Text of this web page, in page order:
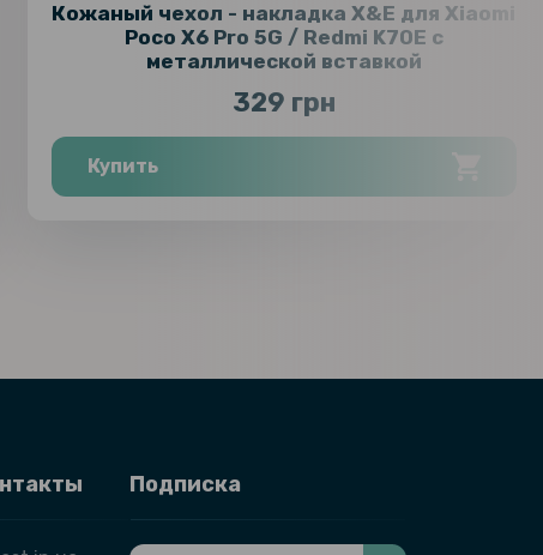
Кожаный чехол - накладка X&E для Xiaomi
Poco X6 Pro 5G / Redmi K70E с
металлической вставкой
329 грн
Купить
Подписка